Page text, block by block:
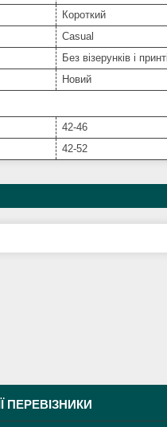
Короткий
Casual
Без візерунків і
Новий
42-46
42-52
ПЕРЕВІЗНИКИ